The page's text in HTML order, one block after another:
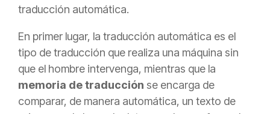
traducción automática.
En primer lugar, la traducción automática es el
tipo de traducción que realiza una máquina sin
que el hombre intervenga, mientras que la
memoria de traducción se encarga de
comparar, de manera automática, un texto de